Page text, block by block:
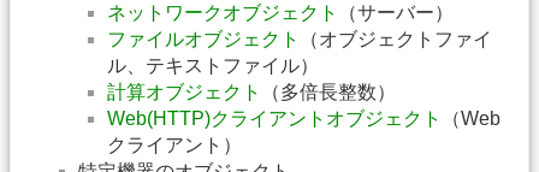
ネットワークオブジェクト
（サーバー）
ファイルオブジェクト
（オブジェクトファイ
ル、テキストファイル）
計算オブジェクト
（多倍長整数）
Web(HTTP)クライアントオブジェクト
（Web
クライアント）